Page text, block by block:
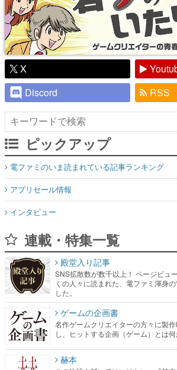
X
Discord
RSS
ピックアップ
電ファミのいま読まれている記事ランキング
アプリセール情報
インタビュー
連載・特集一覧
殿堂入り記事
SNS拡散数が数千以上！ ページビュ
くの人々に読まれた、電ファミ渾身
した。
ゲームの企画書
名作ゲームクリエイターの方々に製
し、ヒットする企画（ゲーム）とは何
赫本